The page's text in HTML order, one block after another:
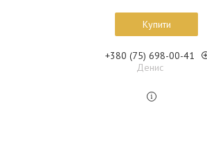
Купити
+380 (75) 698-00-41
Денис